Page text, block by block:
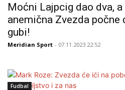
Moćni Lajpcig dao dva,
anemična Zvezda počne
gubi!
Meridian Sport - 07.11.2023 22:52
Fudbal